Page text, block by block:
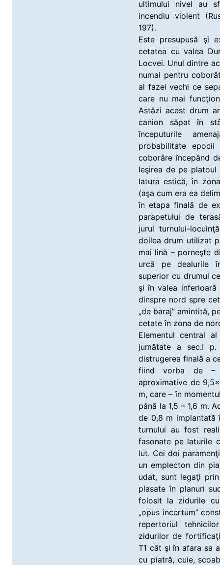
ultimului nivel au
incendiu violent
197).
Este presupusă şi
cetatea cu valea
Locvei. Unul dintre
numai pentru
al fazei vechi ce
care nu mai
Astăzi acest drum
canion săpat în
începuturile
probabilitate
coborâre începând
Ieşirea de pe
latura estică, în
(aşa cum era ea
în etapa finală de
parapetului de
jurul turnului-
doilea drum utilizat
mai lină – porneşte
urcă pe dealurile
superior cu drumul
şi în valea
dinspre nord spre
„de baraj” amintită,
cetate în zona de
Elementul central
jumătate a sec.I
distrugerea finală a
fiind vorba de –
aproximative de
m, care – în
până la 1,5 – 1,6 m.
de 0,8 m implantată
turnului au fost
fasonate pe laturile
lut. Cei doi
un emplecton din
udat, sunt legaţi
plasate în planuri
folosit la zidurile
„opus incertum”
repertoriul
zidurilor de
T1 cât şi în afara sa
cu piatră, cuie,